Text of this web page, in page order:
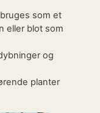
som et
eller blot som
og
planter